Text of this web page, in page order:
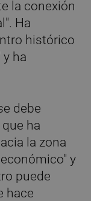
la conexión
Ha
histórico
ha
debe
ha
la zona
y
puede
hace